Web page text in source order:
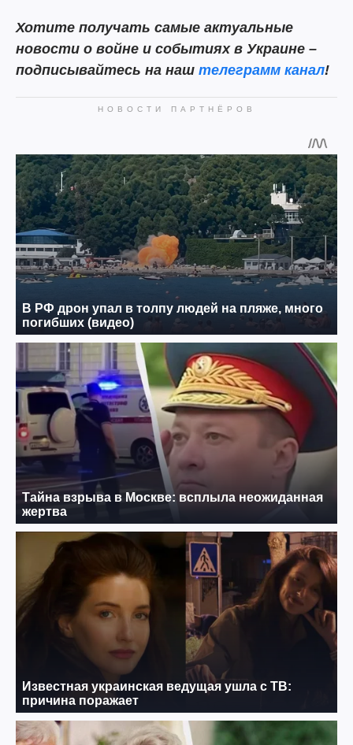
Хотите получать самые актуальные
новости о войне и событиях в Украине –
подписывайтесь на наш телеграмм канал!